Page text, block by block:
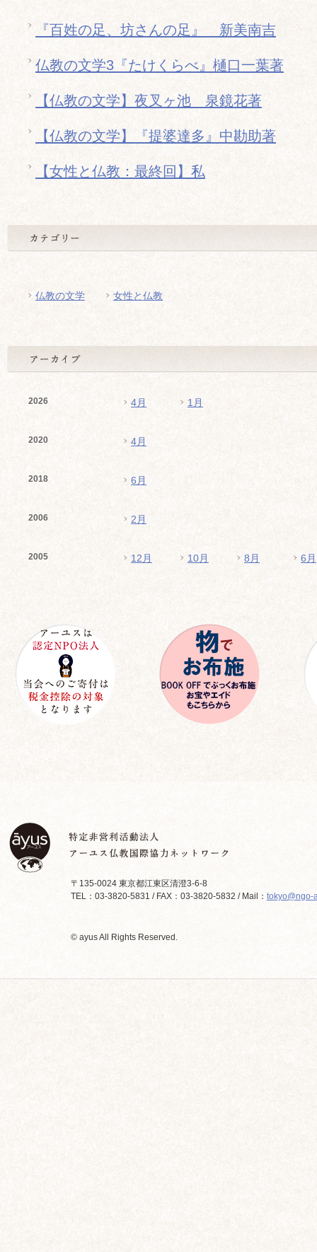
『百姓の足、坊さんの足』 新美南吉
仏教の文学3『たけくらべ』樋口一葉著
【仏教の文学】夜叉ヶ池 泉鏡花著
【仏教の文学】『提婆達多』中勘助著
【女性と仏教：最終回】私
仏教の文学 女性と仏教
2026 4月 1月
2020 4月
2018 6月
2006 2月
2005 12月 10月 8月 6月
〒135-0024 東京都江東区清澄3-6-8
TEL：03-3820-5831 / FAX：03-3820-5832 / Mail： tokyo@ngo-
© ayus All Rights Reserved.